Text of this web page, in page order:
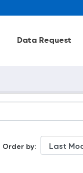
Data Request
Order by